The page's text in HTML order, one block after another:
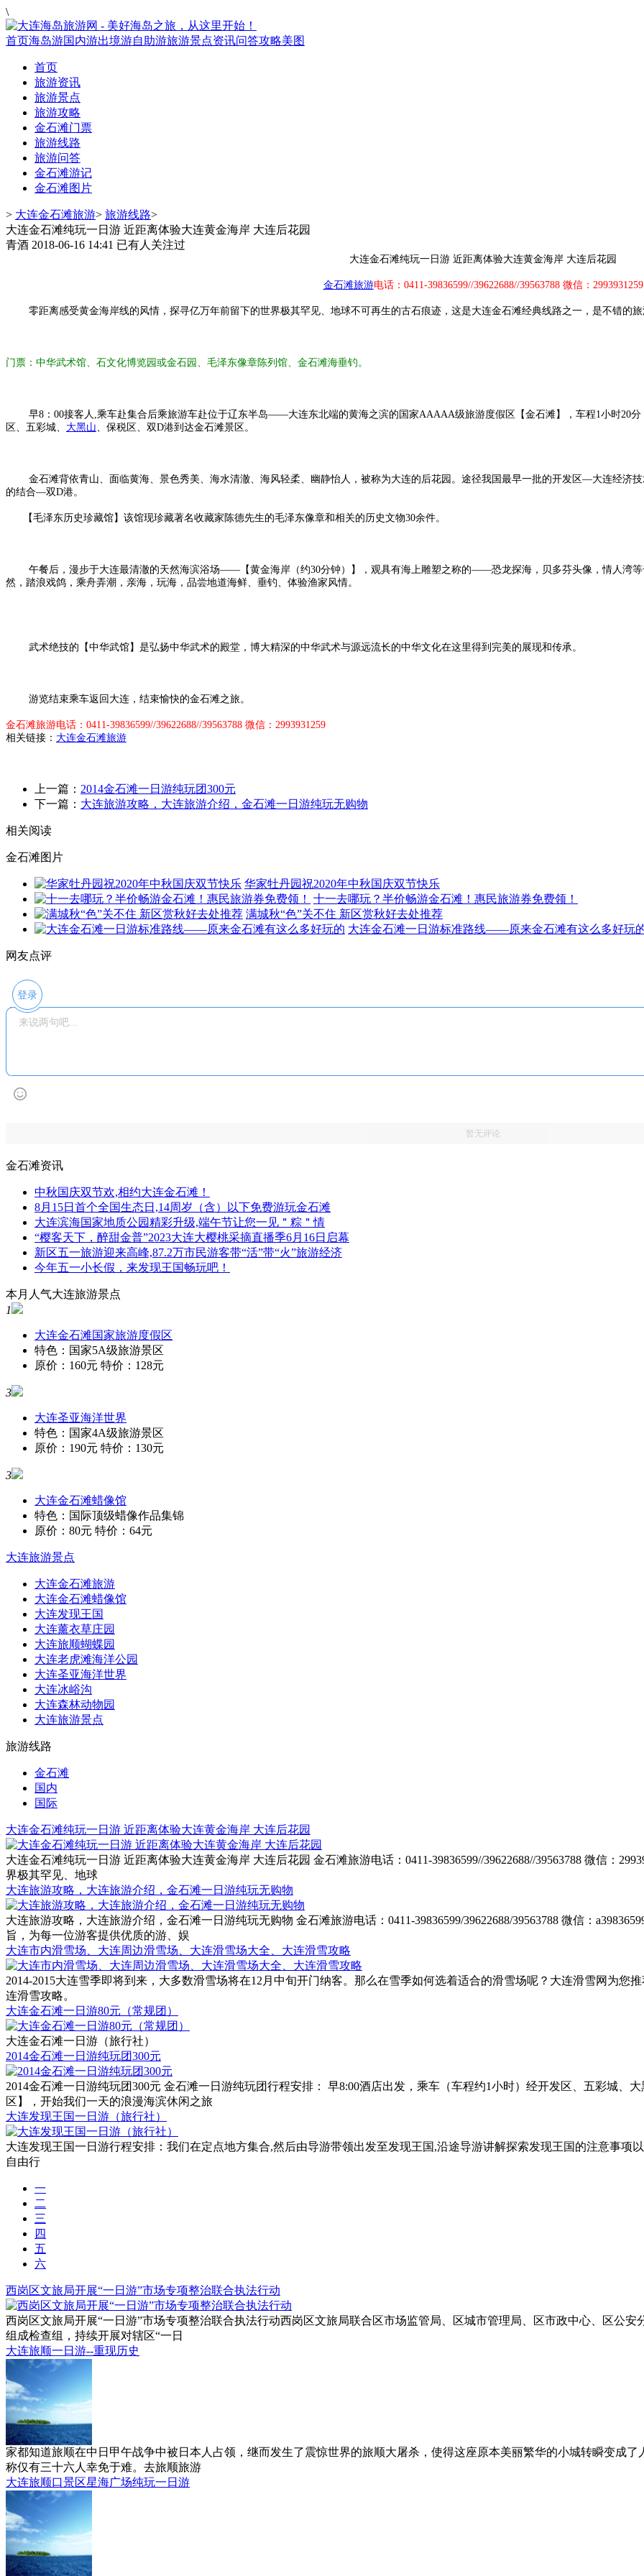
\
首页海岛游国内游出境游自助游旅游景点资讯问答攻略美图
首页
旅游资讯
旅游景点
旅游攻略
金石滩门票
旅游线路
旅游问答
金石滩游记
金石滩图片
> 大连金石滩旅游> 旅游线路>
大连金石滩纯玩一日游 近距离体验大连黄金海岸 大连后花园
青酒 2018-06-16 14:41 已有人关注过
大连金石滩纯玩一日游 近距离体验大连黄金海岸 大连后花园
金石滩旅游电话：0411-39836599//39622688//39563788 微信：2993931259
零距离感受黄金海岸线的风情，探寻亿万年前留下的世界极其罕见、地球不可再生的古石痕迹，这是大连金石滩经典线路之一，是不错的
门票：中华武术馆、石文化博览园或金石园、毛泽东像章陈列馆、金石滩海垂钓。
早8：00接客人,乘车赴集合后乘旅游车赴位于辽东半岛——大连东北端的黄海之滨的国家AAAAA级旅游度假区【金石滩】，车程1小时20分
区、五彩城、 大黑山、保税区、双D港到达金石滩景区。
金石滩背依青山、面临黄海、景色秀美、海水清澈、海风轻柔、幽静怡人，被称为大连的后花园。途径我国最早一批的开发区—大连经济
的结合—双D港。
【毛泽东历史珍藏馆】该馆现珍藏著名收藏家陈德先生的毛泽东像章和相关的历史文物30余件。
午餐后，漫步于大连最清澈的天然海滨浴场——【黄金海岸（约30分钟）】，观具有海上雕塑之称的——恐龙探海，贝多芬头像，情人湾等
然，踏浪戏鸽，乘舟弄潮，亲海，玩海，品尝地道海鲜、垂钓、体验渔家风情。
武术绝技的【中华武馆】是弘扬中华武术的殿堂，博大精深的中华武术与源远流长的中华文化在这里得到完美的展现和传承。
游览结束乘车返回大连，结束愉快的金石滩之旅。
金石滩旅游电话：0411-39836599//39622688//39563788 微信：2993931259
相关链接： 大连金石滩旅游
上一篇： 2014金石滩一日游纯玩团300元
下一篇： 大连旅游攻略，大连旅游介绍，金石滩一日游纯玩无购物
相关阅读
金石滩图片
华家牡丹园祝2020年中秋国庆双节快乐
十一去哪玩？半价畅游金石滩！惠民旅游券免费领！
满城秋“色”关不住 新区赏秋好去处推荐
大连金石滩一日游标准路线——原来金石滩有这么多好玩
网友点评
登录
暂无评论
金石滩资讯
中秋国庆双节欢,相约大连金石滩！
8月15日首个全国生态日,14周岁（含）以下免费游玩金石滩
大连滨海国家地质公园精彩升级,端午节让您一见＂粽＂情
“樱客天下，醉甜金普”2023大连大樱桃采摘直播季6月16日启幕
新区五一旅游迎来高峰,87.2万市民游客带“活”带“火”旅游经济
今年五一小长假，来发现王国畅玩吧！
本月人气大连旅游景点
1
大连金石滩国家旅游度假区
特色：国家5A级旅游景区
原价：160元 特价：128元
3
大连圣亚海洋世界
特色：国家4A级旅游景区
原价：190元 特价：130元
3
大连金石滩蜡像馆
特色：国际顶级蜡像作品集锦
原价：80元 特价：64元
大连旅游景点
大连金石滩旅游
大连金石滩蜡像馆
大连发现王国
大连薰衣草庄园
大连旅顺蝴蝶园
大连老虎滩海洋公园
大连圣亚海洋世界
大连冰峪沟
大连森林动物园
大连旅游景点
旅游线路
金石滩
国内
国际
大连金石滩纯玩一日游 近距离体验大连黄金海岸 大连后花园
大连金石滩纯玩一日游 近距离体验大连黄金海岸 大连后花园 金石滩旅游电话：0411-39836599//39622688//39563788 微信：
界极其罕见、地球
大连旅游攻略，大连旅游介绍，金石滩一日游纯玩无购物
大连旅游攻略，大连旅游介绍，金石滩一日游纯玩无购物 金石滩旅游电话：0411-39836599/39622688/39563788 微信：
旨，为每一位游客提供优质的游、娱
大连市内滑雪场、大连周边滑雪场、大连滑雪场大全、大连滑雪攻略
2014-2015大连雪季即将到来，大多数滑雪场将在12月中旬开门纳客。那么在雪季如何选着适合的滑雪场呢？大连滑雪网为您
连滑雪攻略。
大连金石滩一日游80元（常规团）
大连金石滩一日游（旅行社）
2014金石滩一日游纯玩团300元
2014金石滩一日游纯玩团300元 金石滩一日游纯玩团行程安排： 早8:00酒店出发，乘车（车程约1小时）经开发区、五彩城
区】，开始我们一天的浪漫海滨休闲之旅
大连发现王国一日游（旅行社）
大连发现王国一日游行程安排：我们在定点地方集合,然后由导游带领出发至发现王国,沿途导游讲解探索发现王国的注意事项
自由行
一
二
三
四
五
六
西岗区文旅局开展“一日游”市场专项整治联合执法行动
西岗区文旅局开展“一日游”市场专项整治联合执法行动西岗区文旅局联合区市场监管局、区城市管理局、区市政中心、区公
组成检查组，持续开展对辖区“一日
大连旅顺一日游--重现历史
家都知道旅顺在中日甲午战争中被日本人占领，继而发生了震惊世界的旅顺大屠杀，使得这座原本美丽繁华的小城转瞬变成
称仅有三十六人幸免于难。去旅顺旅游
大连旅顺口景区星海广场纯玩一日游